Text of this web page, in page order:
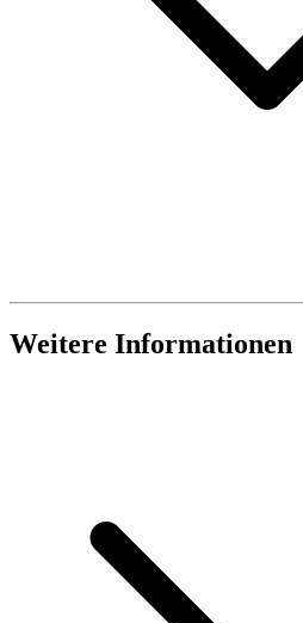
Weitere Informationen